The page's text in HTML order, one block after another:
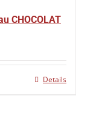
CHOCOLAT
Details